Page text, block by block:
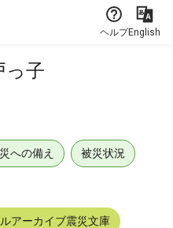
ヘルプEnglish
っ子
への備え 被災状況
アーカイブ震災文庫